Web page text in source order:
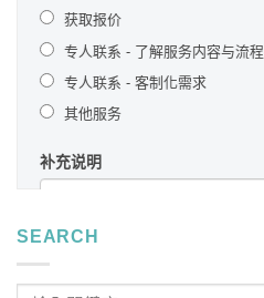
获取报价
专人联系 - 了解服务内容与流程
专人联系 - 客制化需求
其他服务
他
服
补充说明
SEARCH